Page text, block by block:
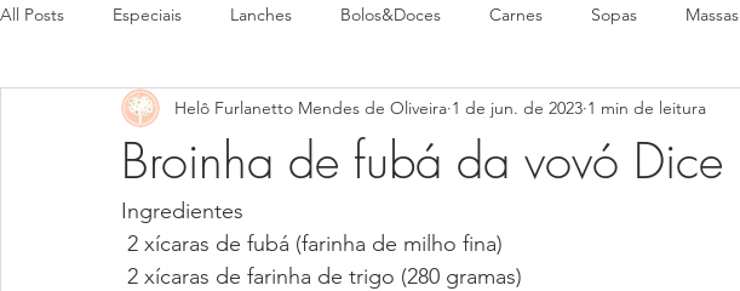
All Posts Especiais Lanches Bolos&Doces Carnes Sopas Massas
Pratos Típicos
Broinha de fubá da vovó Dice
Helô Furlanetto Mendes de Oliveira 1 de jun. de 2023 1 min de leitura
Ingredientes
2 xícaras de fubá (farinha de milho fina)
2 xícaras de farinha de trigo (280 gramas)